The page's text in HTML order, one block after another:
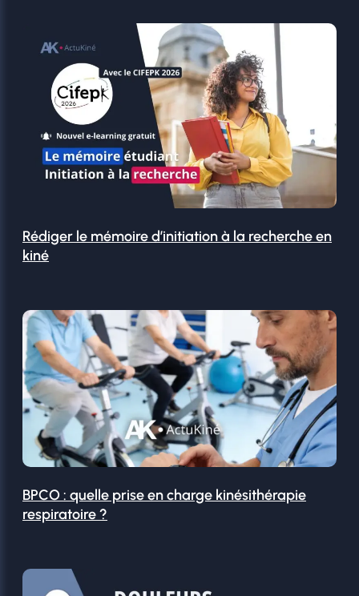
Rédiger le mémoire d’initiation à la recherche en
kiné
BPCO : quelle prise en charge kinésithérapie
respiratoire ?